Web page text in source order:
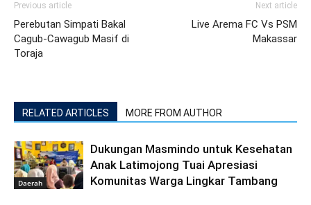
Previous article
Perebutan Simpati Bakal
Cagub-Cawagub Masif di
Toraja
Next article
Live Arema FC Vs PSM
Makassar
RELATED ARTICLES MORE FROM AUTHOR
Daerah
Dukungan Masmindo untuk Kesehatan
Anak Latimojong Tuai Apresiasi
Komunitas Warga Lingkar Tambang